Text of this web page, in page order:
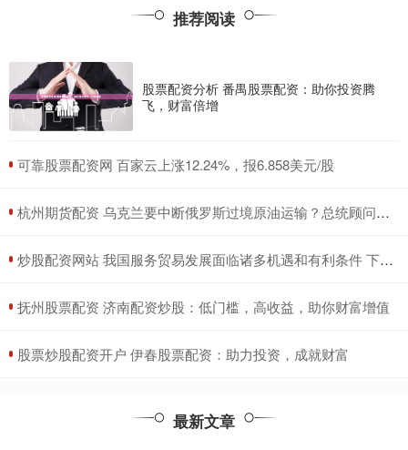
推荐阅读
股票配资分析 番禺股票配资：助你投资腾
飞，财富倍增
​可靠股票配资网 百家云上涨12.24%，报6.858美元/股
​杭州期货配资 乌克兰要中断俄罗斯过境原油运输？总统顾问搞混了合同到期时间
​炒股配资网站 我国服务贸易发展面临诸多机遇和有利条件 下一步重点从四个方面创新提升服务贸易
​抚州股票配资 济南配资炒股：低门槛，高收益，助你财富增值
​股票炒股配资开户 伊春股票配资：助力投资，成就财富
最新文章